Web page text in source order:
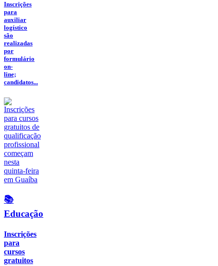
Inscrições
para
auxiliar
logístico
são
realizadas
por
formulário
on-
line;
candidatos...
📚
Educação
Inscrições
para
cursos
gratuitos